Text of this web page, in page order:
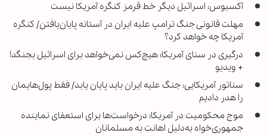
آکسیوس: اسرائیل دیگر خط قرمز کنگره آمریکا نیست
مهلت قانونی جنگ ترامپ علیه ایران در آستانه پایان‌یافتن/ کنگره
آمریکا چه خواهد کرد؟
درگیری در سنای آمریکا؛ هیچ‌کس نمی‌خواهد برای اسرائیل بجنگد!
+ ویدیو
سناتور آمریکایی: جنگ علیه ایران باید پایان یابد/ فقط پول‌هایمان
را هدر دادیم
موج محکومیت در آمریکا؛ درخواست‌ها برای استعفای نماینده
جمهوری‌خواه به‌دلیل اهانت به مسلمانان